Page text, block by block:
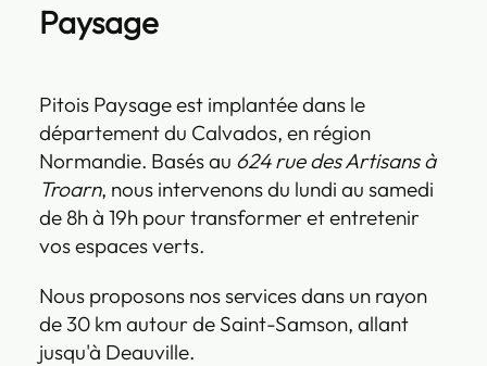
Paysage
Pitois Paysage est implantée dans le
département du Calvados, en région
Normandie. Basés au 624 rue des Artisans à
Troarn, nous intervenons du lundi au samedi
de 8h à 19h pour transformer et entretenir
vos espaces verts.
Nous proposons nos services dans un rayon
de 30 km autour de Saint-Samson, allant
jusqu'à Deauville.